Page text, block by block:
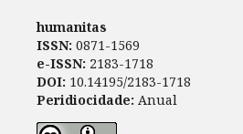
humanitas
ISSN: 0871-1569
e-ISSN: 2183-1718
DOI: 10.14195/2183-1718
Peridiocidade: Anual